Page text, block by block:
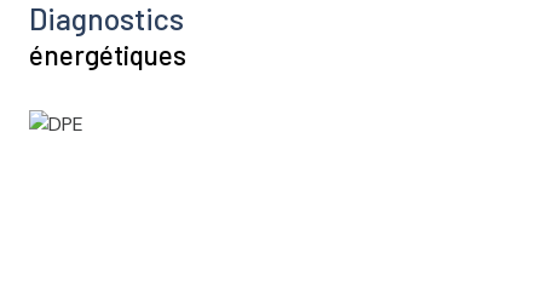
Diagnostics
énergétiques